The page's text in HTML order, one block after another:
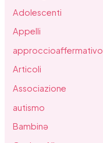
Adolescenti
Appelli
approccioaffermativo
Articoli
Associazione
autismo
Bambinə